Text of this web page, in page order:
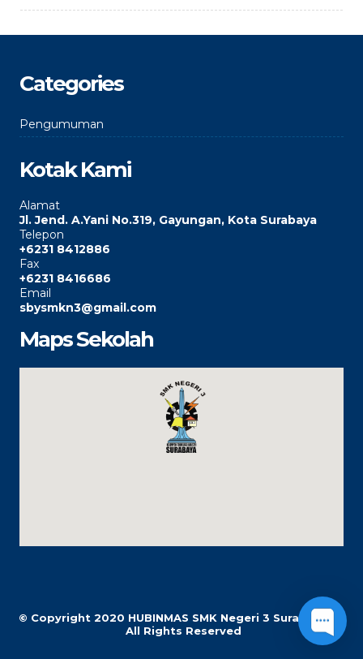
Categories
Pengumuman
Kotak Kami
Alamat
Jl. Jend. A.Yani No.319, Gayungan, Kota Surabaya
Telepon
+6231 8412886
Fax
+6231 8416686
Email
sbysmkn3@gmail.com
Maps Sekolah
© Copyright 2020 HUBINMAS SMK Negeri 3 Surabaya |
All Rights Reserved